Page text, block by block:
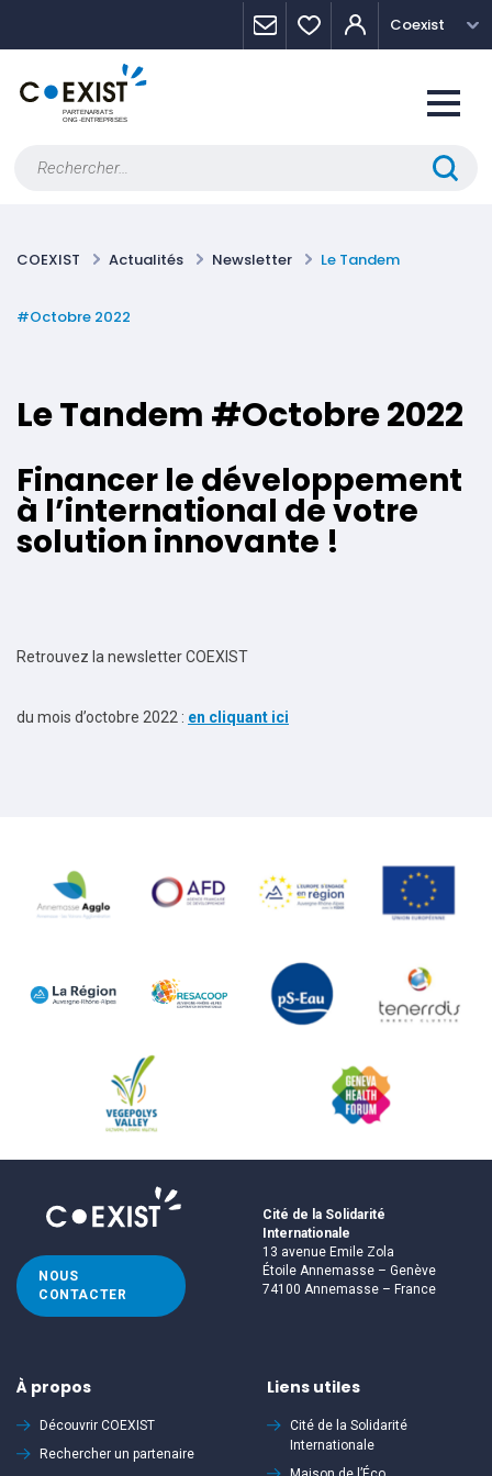
Coexist
COEXIST Actualités Newsletter Le Tandem
#Octobre 2022
Le Tandem #Octobre 2022
Financer le développement
à l’international de votre
solution innovante !
Retrouvez la newsletter COEXIST
du mois d’octobre 2022 : en cliquant ici
NOUS
CONTACTER
Cité de la Solidarité
Internationale
13 avenue Emile Zola
Étoile Annemasse – Genève
74100 Annemasse – France
À propos
Découvrir COEXIST
Rechercher un partenaire
Liens utiles
Cité de la Solidarité
Internationale